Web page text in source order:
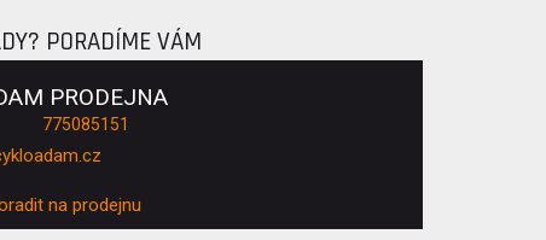
PORADÍME VÁM
PRODEJNA
775085151
na prodejnu